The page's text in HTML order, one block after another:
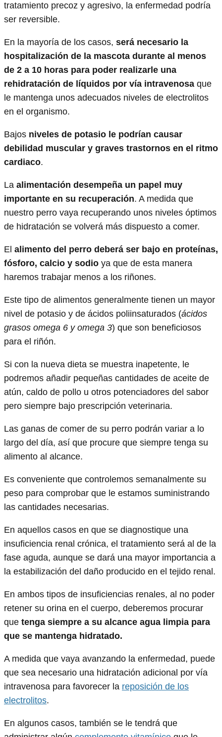
tratamiento precoz y agresivo, la enfermedad podría
ser reversible.
En la mayoría de los casos, será necesario la
hospitalización de la mascota durante al menos
de 2 a 10 horas para poder realizarle una
rehidratación de líquidos por vía intravenosa que
le mantenga unos adecuados niveles de electrolitos
en el organismo.
Bajos niveles de potasio le podrían causar
debilidad muscular y graves trastornos en el ritmo
cardiaco.
La alimentación desempeña un papel muy
importante en su recuperación. A medida que
nuestro perro vaya recuperando unos niveles óptimos
de hidratación se volverá más dispuesto a comer.
El alimento del perro deberá ser bajo en proteínas,
fósforo, calcio y sodio ya que de esta manera
haremos trabajar menos a los riñones.
Este tipo de alimentos generalmente tienen un mayor
nivel de potasio y de ácidos poliinsaturados (ácidos
grasos omega 6 y omega 3) que son beneficiosos
para el riñón.
Si con la nueva dieta se muestra inapetente, le
podremos añadir pequeñas cantidades de aceite de
atún, caldo de pollo u otros potenciadores del sabor
pero siempre bajo prescripción veterinaria.
Las ganas de comer de su perro podrán variar a lo
largo del día, así que procure que siempre tenga su
alimento al alcance.
Es conveniente que controlemos semanalmente su
peso para comprobar que le estamos suministrando
las cantidades necesarias.
En aquellos casos en que se diagnostique una
insuficiencia renal crónica, el tratamiento será al de la
fase aguda, aunque se dará una mayor importancia a
la estabilización del daño producido en el tejido renal.
En ambos tipos de insuficiencias renales, al no poder
retener su orina en el cuerpo, deberemos procurar
que tenga siempre a su alcance agua limpia para
que se mantenga hidratado.
A medida que vaya avanzando la enfermedad, puede
que sea necesario una hidratación adicional por vía
intravenosa para favorecer la reposición de los
electrolitos.
En algunos casos, también se le tendrá que